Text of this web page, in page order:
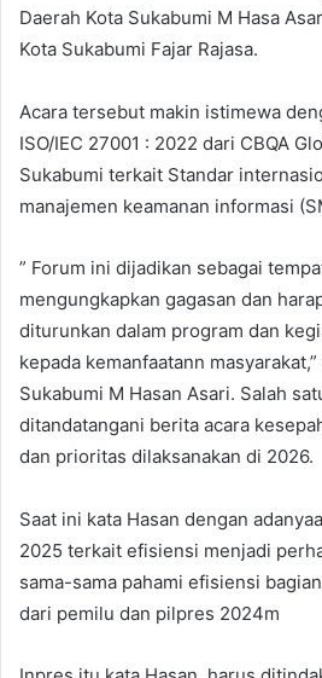
Daerah Kota Sukabumi M Hasa
Kota Sukabumi Fajar Rajasa.
Acara tersebut makin istimewa
ISO/IEC 27001 : 2022 dari CBQA
Sukabumi terkait Standar
manajemen keamanan informasi
” Forum ini dijadikan sebagai
mengungkapkan gagasan dan
diturunkan dalam program dan
kepada kemanfaatann
Sukabumi M Hasan Asari. Salah
ditandatangani berita acara
dan prioritas dilaksanakan di 2026.
Saat ini kata Hasan dengan
2025 terkait efisiensi menjadi
sama-sama pahami efisiensi
dari pemilu dan pilpres 2024m